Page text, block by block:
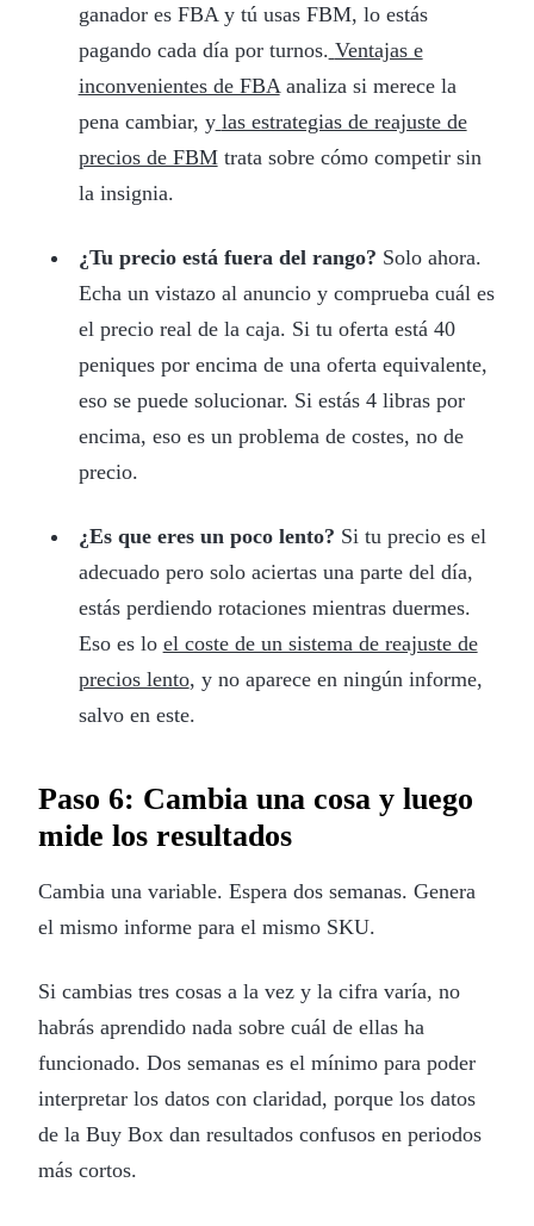
ganador es FBA y tú usas FBM, lo estás
pagando cada día por turnos. Ventajas e
inconvenientes de FBA analiza si merece la
pena cambiar, y las estrategias de reajuste de
precios de FBMtrata sobre cómo competir sin
la insignia.
¿Tu precio está fuera del rango? Solo ahora.
Echa un vistazo al anuncio y comprueba cuál es
el precio real de la caja. Si tu oferta está 40
peniques por encima de una oferta equivalente,
eso se puede solucionar. Si estás 4 libras por
encima, eso es un problema de costes, no de
precio.
¿Es que eres un poco lento? Si tu precio es el
adecuado pero solo aciertas una parte del día,
estás perdiendo rotaciones mientras duermes.
Eso es lo el coste de un sistema de reajuste de
precios lento, y no aparece en ningún informe,
salvo en este.
Paso 6: Cambia una cosa y luego
mide los resultados
Cambia una variable. Espera dos semanas. Genera
el mismo informe para el mismo SKU.
Si cambias tres cosas a la vez y la cifra varía, no
habrás aprendido nada sobre cuál de ellas ha
funcionado. Dos semanas es el mínimo para poder
interpretar los datos con claridad, porque los datos
de la Buy Box dan resultados confusos en periodos
más cortos.